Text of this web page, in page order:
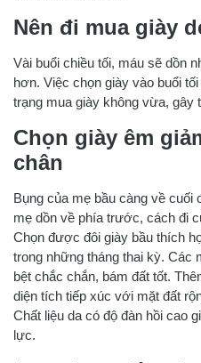
Nên đi mua giày
Vài buổi chiều tối, máu sẽ dồn
hơn. Việc chọn giày vào buổi
trạng mua giày không vừa, gây
Chọn giày êm
chân
Bụng của mẹ bầu càng về cuối
mẹ dồn về phía trước, cách đi
Chọn được đôi giày bầu thích
trong những tháng thai kỳ. Các
bệt chắc chắn, bám đất tốt.
diện tích tiếp xúc với mặt đất
Chất liệu da có độ đàn hồi cao
lực.